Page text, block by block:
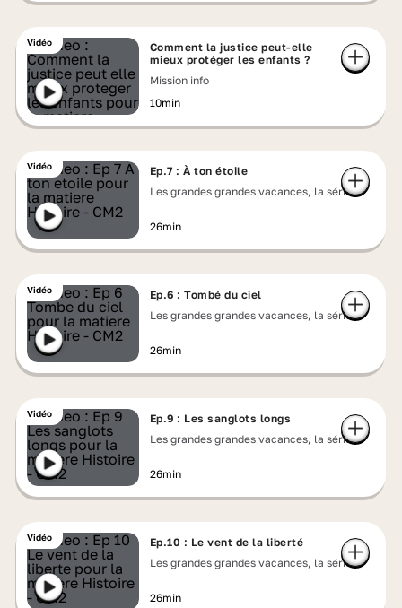
Vidéo
Comment la justice peut-elle
mieux protéger les enfants ?
Mission info
10min
Vidéo
Ep.7 : À ton étoile
Les grandes grandes vacances, la série
26min
Vidéo
Ep.6 : Tombé du ciel
Les grandes grandes vacances, la série
26min
Vidéo
Ep.9 : Les sanglots longs
Les grandes grandes vacances, la série
26min
Vidéo
Ep.10 : Le vent de la liberté
Les grandes grandes vacances, la série
26min